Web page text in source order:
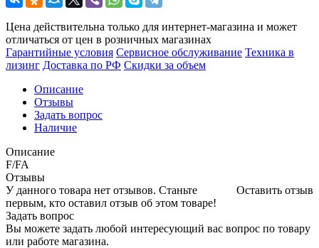
Цена действительна только для интернет-магазина и может
отличаться от цен в розничных магазинах
Гарантийные условия Сервисное обслуживание Техника в
лизинг Доставка по РФ Скидки за объем
Описание
Отзывы
Задать вопрос
Наличие
Описание
F/FA
Отзывы
Оставить отзыв
У данного товара нет отзывов. Станьте
первым, кто оставил отзыв об этом товаре!
Задать вопрос
Вы можете задать любой интересующий вас вопрос по товару
или работе магазина.